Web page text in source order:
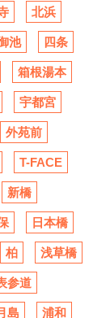
北浜
池 四条
箱根湯本
宇都宮
外苑前
T-FACE
新橋
日本橋
柏 浅草橋
参道
島 浦和